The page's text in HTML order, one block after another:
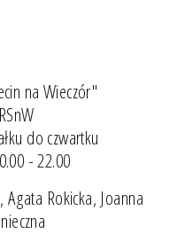
na Wieczór"
do czwartku
- 22.00
Rokicka, Joanna